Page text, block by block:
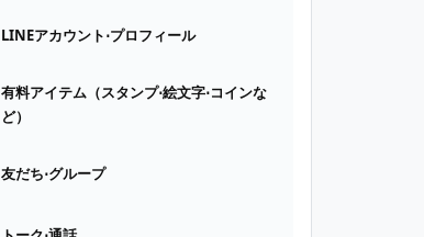
LINEアカウント⋅プロフィール
有料アイテム（スタンプ⋅絵文字⋅コインな
ど）
友だち⋅グループ